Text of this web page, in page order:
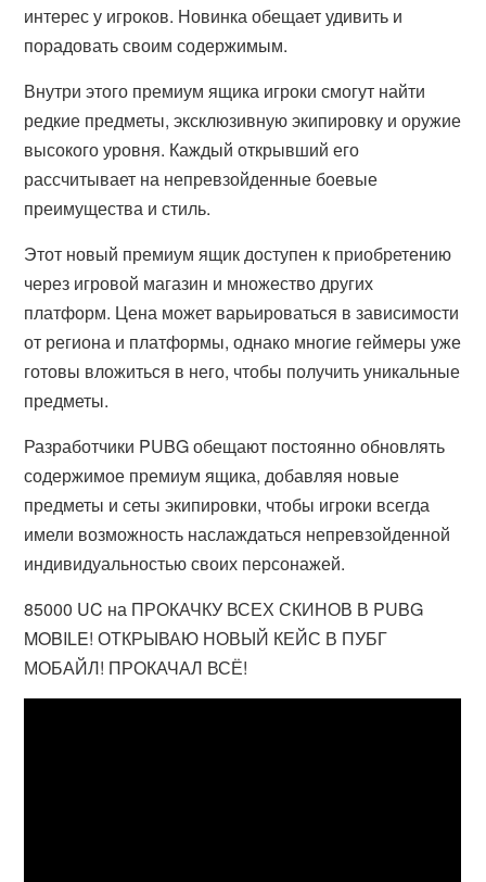
интерес у игроков. Новинка обещает удивить и
порадовать своим содержимым.
Внутри этого премиум ящика игроки смогут найти
редкие предметы, эксклюзивную экипировку и оружие
высокого уровня. Каждый открывший его
рассчитывает на непревзойденные боевые
преимущества и стиль.
Этот новый премиум ящик доступен к приобретению
через игровой магазин и множество других
платформ. Цена может варьироваться в зависимости
от региона и платформы, однако многие геймеры уже
готовы вложиться в него, чтобы получить уникальные
предметы.
Разработчики PUBG обещают постоянно обновлять
содержимое премиум ящика, добавляя новые
предметы и сеты экипировки, чтобы игроки всегда
имели возможность наслаждаться непревзойденной
индивидуальностью своих персонажей.
85000 UC на ПРОКАЧКУ ВСЕХ СКИНОВ В PUBG
MOBILE! ОТКРЫВАЮ НОВЫЙ КЕЙС В ПУБГ
МОБАЙЛ! ПРОКАЧАЛ ВСЁ!